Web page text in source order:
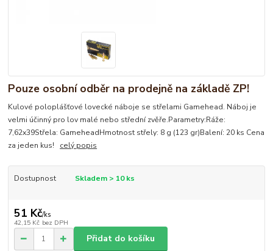
Pouze osobní odběr na prodejně na základě ZP!
Kulové poloplášťové lovecké náboje se střelami Gamehead. Náboj je
velmi účinný pro lov malé nebo střední zvěře.Parametry:Ráže:
7,62x39Střela: GameheadHmotnost střely: 8 g (123 gr)Balení: 20 ks Cena
za jeden kus! celý popis
Dostupnost Skladem > 10 ks
51 Kč/ks
42,15 Kč bez DPH
Přidat do košíku